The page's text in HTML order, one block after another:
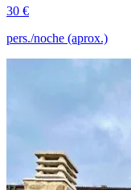
30 €
pers./noche (aprox.)